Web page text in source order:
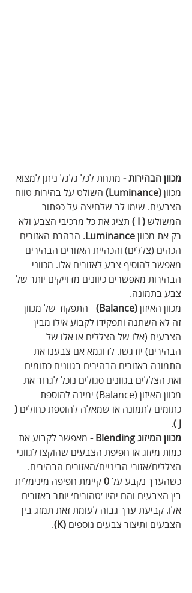
מכוון הבהירות - מתחת לכל גלגל ניתן למצוא
מכוון (Luminance)
השולט על בהירות טווח
הצבעים. שימו לב שלחיצה על כפתור
המשולש ( I )
תציג את כל מרכיבי הצבע ולא
רק את מכוון Luminance. הבהרת האזורים
הכהים (צללים) והכהיית האזורים הבהירים
מאפשר להוסיף צבע לאזורים אלו. מכווני
הבהירות מאפשרים כיוונים מדוייקים יותר של
צבע בתמונה.
מכוון האיזון (Balance)
- התפקוד של מכוון
זה לא השתנה ותפקידו לקבוע אילו מבין
הצבעים (אלו של הצללים או אלו של
הבהירים) יודגשו. לדוגמא אם צבענו את
התמונה באזורים הבהירים בגוונים כתומים
ואת הצללים בגוונים סגולים נוכל לגרור את
מכוון האיזון (Balance) ימינה להוספת
כתומים לתמונה או שמאלה להוספת כחולים (
J )
.
מכוון המיזוג Blending -
מאפשר לקבוע את
כמות מיזוג או חפיפת הצבעים שהוקצו לגווני
הצללים/אזורי הביניים/האזורים הבהירים.
כשהערך נקבע על 0 קיימת חפיפה מינימלית
בין הצבעים והם יהיו ׳טהורים׳ יותר באזורים
אלו. קביעת ערך גבוה לעומת זאת תמזג בין
הצבעים ותיצור צבעים נוספים (K)
.